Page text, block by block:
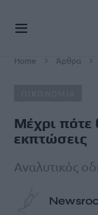
Home Άρθρα
Μέχρι πότε
εκπτώσεις
Αναλυτικός